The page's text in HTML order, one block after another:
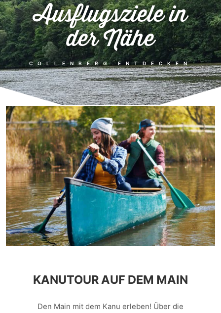
Ausflugsziele in
der Nähe
COLLENBERG ENTDECKEN
KANUTOUR AUF DEM MAIN
Den Main mit dem Kanu erleben! Über die